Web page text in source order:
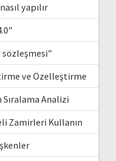
yapılır
ve Özelleştirme
Analizi
Zamirleri Kullanın